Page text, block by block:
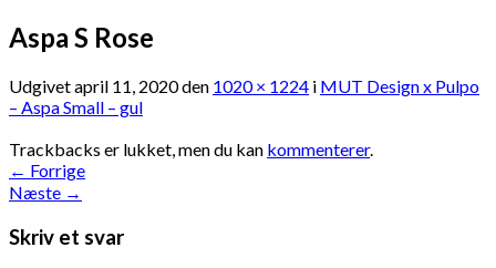
Aspa S Rose
Udgivetapril 11, 2020den 1020 × 1224 i MUT Design x Pulpo
– Aspa Small – gul
Trackbacks er lukket, men du kan kommenterer.
← Forrige
Næste →
Skriv et svar